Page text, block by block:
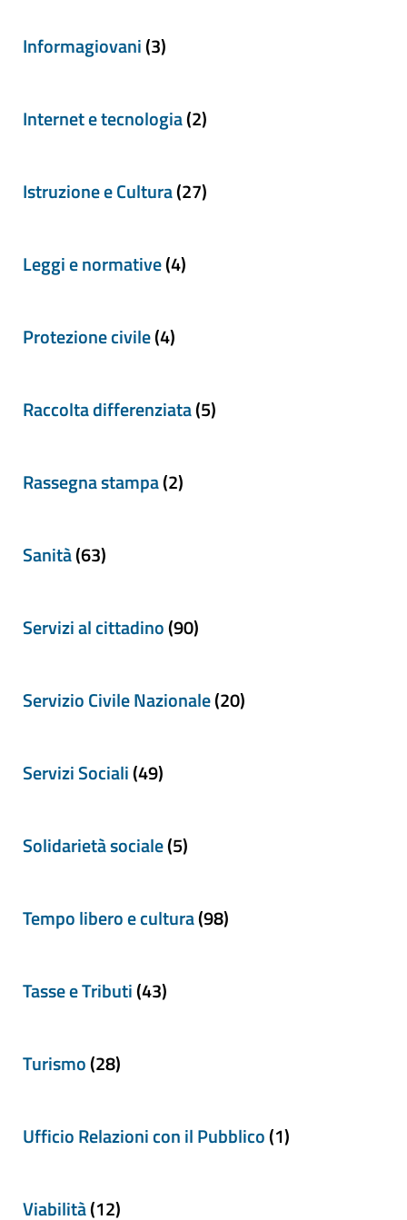
Informagiovani(3)
Internet e tecnologia(2)
Istruzione e Cultura(27)
Leggi e normative(4)
Protezione civile(4)
Raccolta differenziata(5)
Rassegna stampa(2)
Sanità(63)
Servizi al cittadino(90)
Servizio Civile Nazionale(20)
Servizi Sociali(49)
Solidarietà sociale(5)
Tempo libero e cultura(98)
Tasse e Tributi(43)
Turismo(28)
Ufficio Relazioni con il Pubblico(1)
Viabilità(12)